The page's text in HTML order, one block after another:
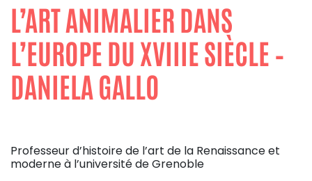
L’ART ANIMALIER DANS
L’EUROPE DU XVIIIE SIÈCLE –
DANIELA GALLO
Professeur d’histoire de l’art de la Renaissance et
moderne à l’université de Grenoble